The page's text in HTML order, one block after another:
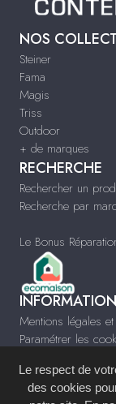
NOS
Steiner
Fama
Magis
Triss
Outdoor
+ de marques
RECHERCHE
Rechercher un
Recherche par
Le Bonus
Mentions légales
Paramétrer les
Le respect de
des cookies